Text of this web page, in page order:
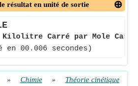
résultat en unité de sortie
Kilolitre Carré par Mole
00.006 secondes)
» Chimie »
Théorie cinétique